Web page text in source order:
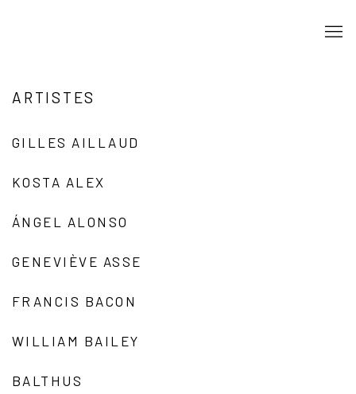
ARTISTES
GILLES AILLAUD
KOSTA ALEX
ÁNGEL ALONSO
GENEVIÈVE ASSE
FRANCIS BACON
WILLIAM BAILEY
BALTHUS